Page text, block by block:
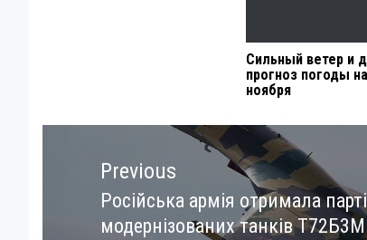
Сильный ветер и
прогноз погоды
ноября
Навигация
записямPrevious
Previous
Російська армія отримала
модернізованих танків Т72Б3М